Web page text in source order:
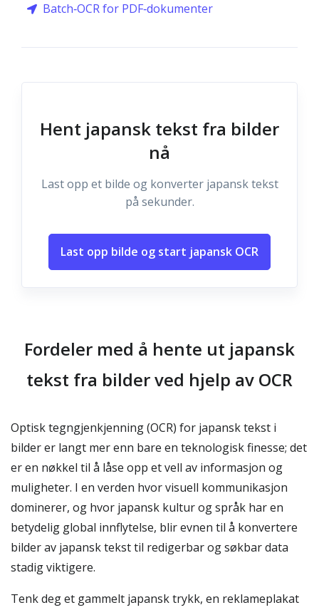
Batch‑OCR for PDF‑dokumenter
Hent japansk tekst fra bilder
nå
Last opp et bilde og konverter japansk tekst
på sekunder.
Last opp bilde og start japansk OCR
Fordeler med å hente ut japansk
tekst fra bilder ved hjelp av OCR
Optisk tegngjenkjenning (OCR) for japansk tekst i
bilder er langt mer enn bare en teknologisk finesse; det
er en nøkkel til å låse opp et vell av informasjon og
muligheter. I en verden hvor visuell kommunikasjon
dominerer, og hvor japansk kultur og språk har en
betydelig global innflytelse, blir evnen til å konvertere
bilder av japansk tekst til redigerbar og søkbar data
stadig viktigere.
Tenk deg et gammelt japansk trykk, en reklameplakat